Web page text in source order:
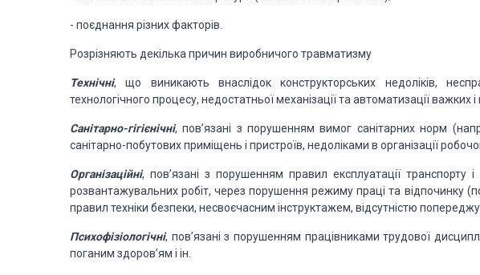
­- поєднання різних факторів.
Розрізняють декілька причин виробничого травматизму
Технічні, що виникають внаслідок конструкторських недоліків,
технологічного процесу, недостатньої механізації та автоматизації важких і
Санітарно-гігієнічні, пов’язані з порушенням вимог санітарних норм
санітарно-побутових приміщень і пристроїв, недоліками в організації
Організаційні, пов’язані з порушенням правил експлуатації транспорту
розвантажувальних робіт, через порушення режиму праці та відпочинку
правил техніки безпеки, несвоєчасним інструктажем, відсутністю
Психофізіологічні, пов’язані з порушенням працівниками трудової
поганим здоров’ям і ін.